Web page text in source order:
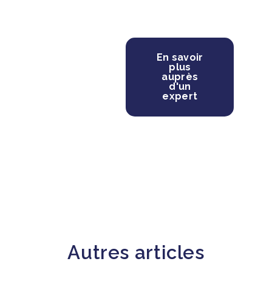
En savoir
plus
auprès
d'un
expert
Autres articles